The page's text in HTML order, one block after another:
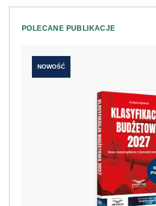
POLECANE PUBLIKACJE
NOWOŚĆ